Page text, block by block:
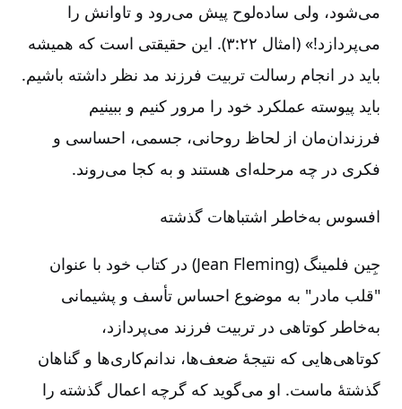
می‌شود، ولی ساده‌لوح پیش می‌رود و تاوانش را
می‌پردازد!» (امثال ۲۲:‏‏۳). این حقیقتی است که همیشه
باید در انجام رسالت تربیت فرزند مد نظر داشته باشیم.
باید پیوسته عملکرد خود را مرور کنیم و ببینیم
فرزندان‌مان از لحاظ روحانی، جسمی، احساسی و
فکری در چه مرحله‌ای هستند و به کجا می‌روند.
افسوس به‌خاطر اشتباهات گذشته
جِین فلمینگ (Jean Fleming) در کتاب خود با عنوان
"قلب مادر" به موضوع احساس تأسف و پشیمانی
به‌خاطر کوتاهی در تربیت فرزند می‌پردازد،
کوتاهی‌هایی که نتیجۀ ضعف‌ها، ندانم‌کاری‌ها و گناهان‌
گذشتۀ ماست. او می‌گوید که گرچه اعمال گذشته را